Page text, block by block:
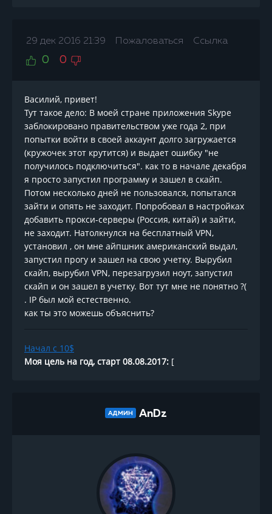
29 дек 2016 21:39 Пожаловаться Ссылка
0 0
Василий, привет!
Тут такое дело: В моей стране приложения Skype
заблокировано правительством уже года 2, при
попытки войти в своей аккаунт долго загружается
(кружочек этот крутится) и выдает ошибку "не
получилось подключиться". как то в начале декабря
я просто запустил программу и зашел в скайп.
Потом несколько дней не пользовался, попытался
зайти и опять не заходит. Попробовал в настройках
добавить прокси-серверы (Россия, китай) и зайти,
не заходит. Натолкнулся на бесплатный VPN,
установил , он мне айпшник американский выдал,
запустил прогу и зашел на свою учетку. Вырубил
скайп, вырубил VPN, перезагрузил ноут, запустил
скайп и он зашел в учетку. Вот тут мне не понятно ?(
. IP был мой естественно.
как ты это можешь объяснить?
Начал с 10$
Моя цель на год, старт 08.08.2017: [
АДМИН AnDz